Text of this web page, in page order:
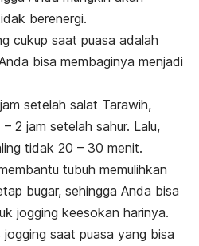
berenergi.
cukup saat puasa adalah
bisa membaginya menjadi
setelah salat Tarawih,
2 jam setelah sahur. Lalu,
tidak 20 – 30 menit.
tubuh memulihkan
bugar, sehingga Anda bisa
jogging keesokan harinya.
jogging saat puasa yang bisa